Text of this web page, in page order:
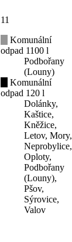
11
Komunální
odpad 1100 l
Podbořany
(Louny)
Komunální
odpad 120 l
Dolánky,
Kaštice,
Kněžice,
Letov, Mory,
Neprobylice,
Oploty,
Podbořany
(Louny),
Pšov,
Sýrovice,
Valov